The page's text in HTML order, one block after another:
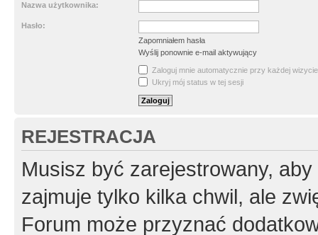
Nazwa użytkownika:
Hasło:
Zapomniałem hasła
Wyślij ponownie e-mail aktywujący
Zaloguj mnie automatycznie przy każdej wizycie
Ukryj mój status w tej sesji
REJESTRACJA
Musisz być zarejestrowany,
zajmuje tylko kilka chwil, ale
Forum może przyznać